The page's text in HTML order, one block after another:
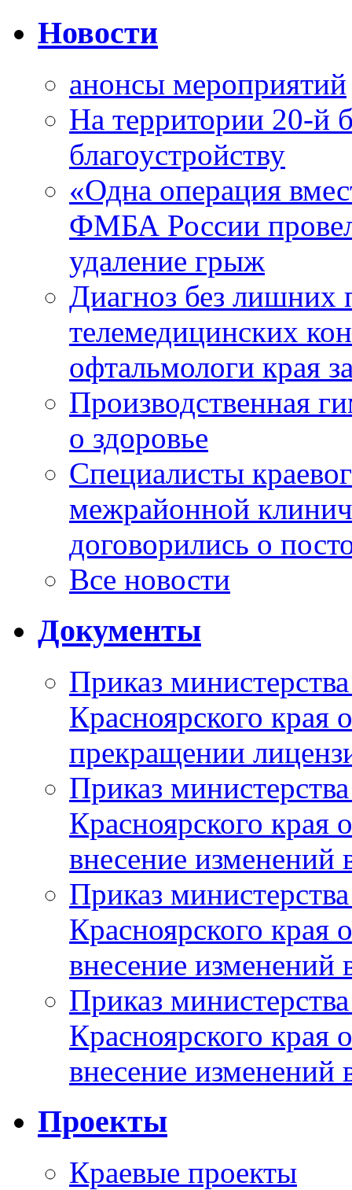
Новости
анонсы мероприятий
На территории 20-й
благоустройству
«Одна операция
ФМБА России
удаление грыж
Диагноз без лишних
телемедицинских
офтальмологи края
Производственная
о здоровье
Специалисты
межрайонной
договорились о
Все новости
Документы
Приказ
Красноярского
прекращении
Приказ
Красноярского
внесение изменений
Приказ
Красноярского
внесение изменений
Приказ
Красноярского
внесение изменений
Проекты
Краевые проекты